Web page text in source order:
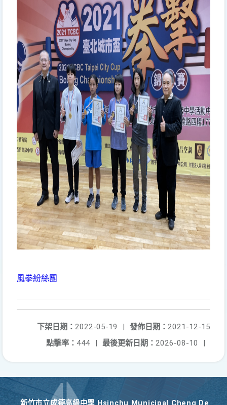
風拳紛絲團
發佈日期： 2021-12-15
下架日期： 2022-05-19
|
最後更新日期： 2026-08-10 |
點擊率： 444 |
新竹巿立成德高級中學 Hsinchu Municipal Cheng De